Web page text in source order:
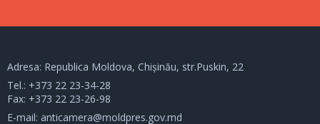
Adresa: Republica Moldova, Chișinău, str.Puskin, 22
Tel.: +373 22 23-34-28
Fax: +373 22 23-26-98
E-mail: anticamera@moldpres.gov.md